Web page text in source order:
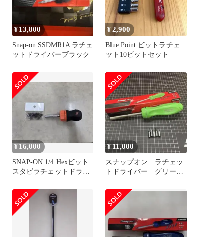
¥ 13,800
Snap-on SSDMR1A ラチェ
ットドライバーブラック
¥2,900
Blue Point ビットラチェ
ット10ビットセット
¥ 16,000
SNAP-ON 1/4 Hexビット
スタビラチェットドライ
¥11,000
スナップオン ラチェッ
トドライバー グリー